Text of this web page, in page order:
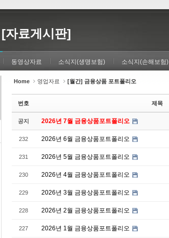
자료게시판]
동영상자료 소식지(생명보험) 소식지(손해보험)
Home 영업자료 [월간] 금융상품 포트폴리오
번호 제목
공지 2026년 7월 금융상품포트폴리오
232 2026년 6월 금융상품포트폴리오
231 2026년 5월 금융상품포트폴리오
230 2026년 4월 금융상품포트폴리오
229 2026년 3월 금융상품포트폴리오
228 2026년 2월 금융상품포트폴리오
227 2026년 1월 금융상품포트폴리오